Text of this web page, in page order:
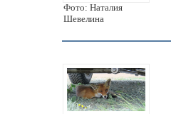
Фото: Наталия
Шевелина